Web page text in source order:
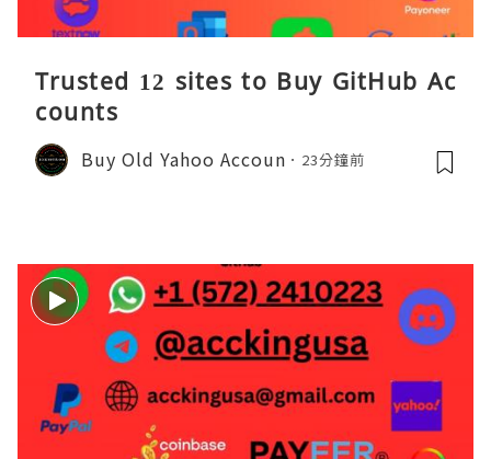
Trusted 12 sites to Buy GitHub Ac
counts
Buy Old Yahoo Accoun 23分鐘前